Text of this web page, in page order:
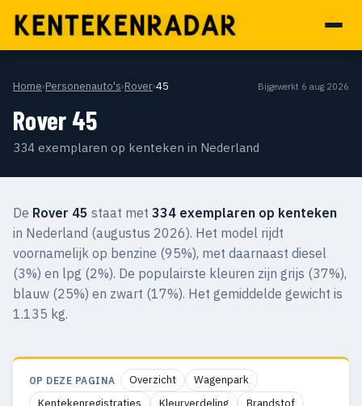
Home›Personenauto's›Rover›45 Bijgewerkt 6 aug 2026
Rover 45
334 exemplaren op kenteken in Nederland
De Rover 45 staat met 334 exemplaren op kenteken
in Nederland (augustus 2026). Het model rijdt
voornamelijk op benzine (95%), met daarnaast diesel
(3%) en lpg (2%). De populairste kleuren zijn grijs (37%),
blauw (25%) en zwart (17%). Het gemiddelde gewicht is
1.135 kg.
OP DEZE PAGINA Overzicht
Wagenpark
Kentekenregistraties
Kleurverdeling
Brandstof